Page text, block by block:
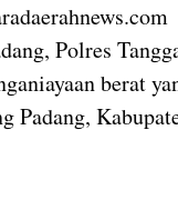
Polres
berat
Padang,